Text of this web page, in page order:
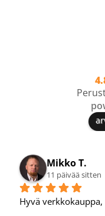
Mikko T.
11 päivää sitten
Hyvä